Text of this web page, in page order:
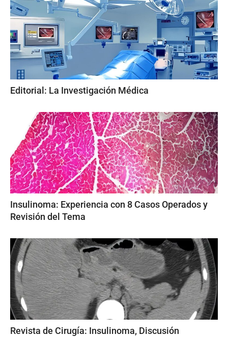
Editorial: La Investigación Médica
Insulinoma: Experiencia con 8 Casos Operados y
Revisión del Tema
Revista de Cirugía: Insulinoma, Discusión